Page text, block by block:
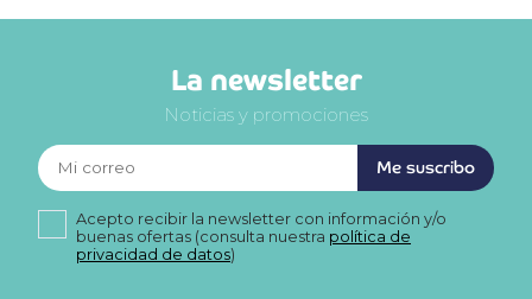
La newsletter
Noticias y promociones
Me suscribo
Acepto recibir la newsletter con información y/o
buenas ofertas (consulta nuestra política de
privacidad de datos)